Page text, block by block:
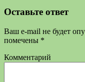
Оставьте ответ
Ваш e-mail не будет
помечены *
Комментарий